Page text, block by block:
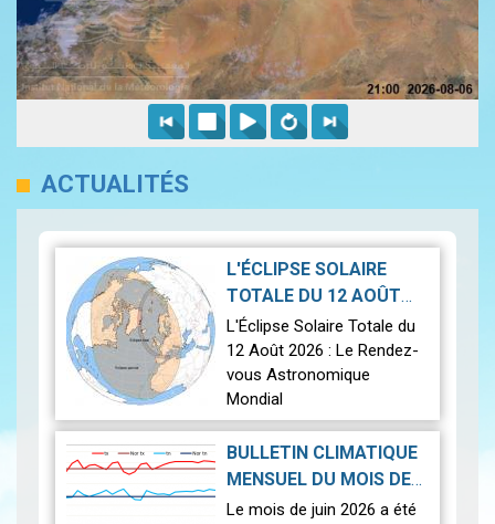
ACTUALITÉS
L'ÉCLIPSE SOLAIRE
TOTALE DU 12 AOÛT
2026|2026-07-21
L'Éclipse Solaire Totale du
12 Août 2026 : Le Rendez-
vous Astronomique
Mondial
Le 12 août 2026, la Terre
connaîtra l'un des
BULLETIN CLIMATIQUE
MENSUEL DU MOIS DE
JUIN 2026 |2026-07-14
Le mois de juin 2026 a été